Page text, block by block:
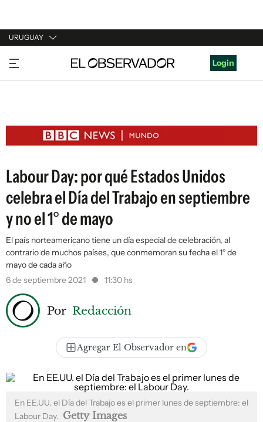
URUGUAY
URUGUAY
ARGENTINA
ESTADOS UNIDOS
Login
Labour Day: por qué Estados Unidos
celebra el Día del Trabajo en septiembre
y no el 1° de mayo
El país norteamericano tiene un día especial de celebración, al
contrario de muchos países, que conmemoran su fecha el 1° de
mayo de cada año
6 de septiembre 2021
11:30 hs
Por Redacción
Agregar El Observador en
En EE.UU. el Día del Trabajo es el primer lunes de septiembre: el
Labour Day. Getty Images